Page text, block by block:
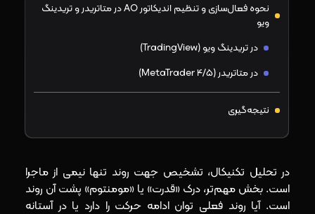
نحوه فعال‌سازی و تنظیم اندیکاتور AO در متاتریدر و تریدینگ
ویو
در تریدینگ ویو (TradingView)
در متاتریدر (MetaTrader 4/5)
نتیجه‌گیری
در تحلیل تکنیکال، تشخیص جهت روند تنها نیمی از ماجرا
است. بخش مهم‌تر، درک «قدرت» یا «مومنتوم» پشت آن روند
است. آیا روند فعلی توان ادامه حرکت را دارد یا در آستانه